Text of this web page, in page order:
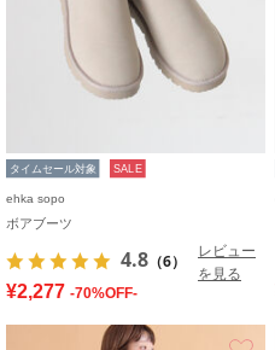
タイムセール対象 SALE
ehka sopo
ボアブーツ
4.8 （6）
レビュー
を見る
¥2,277 -70%OFF-